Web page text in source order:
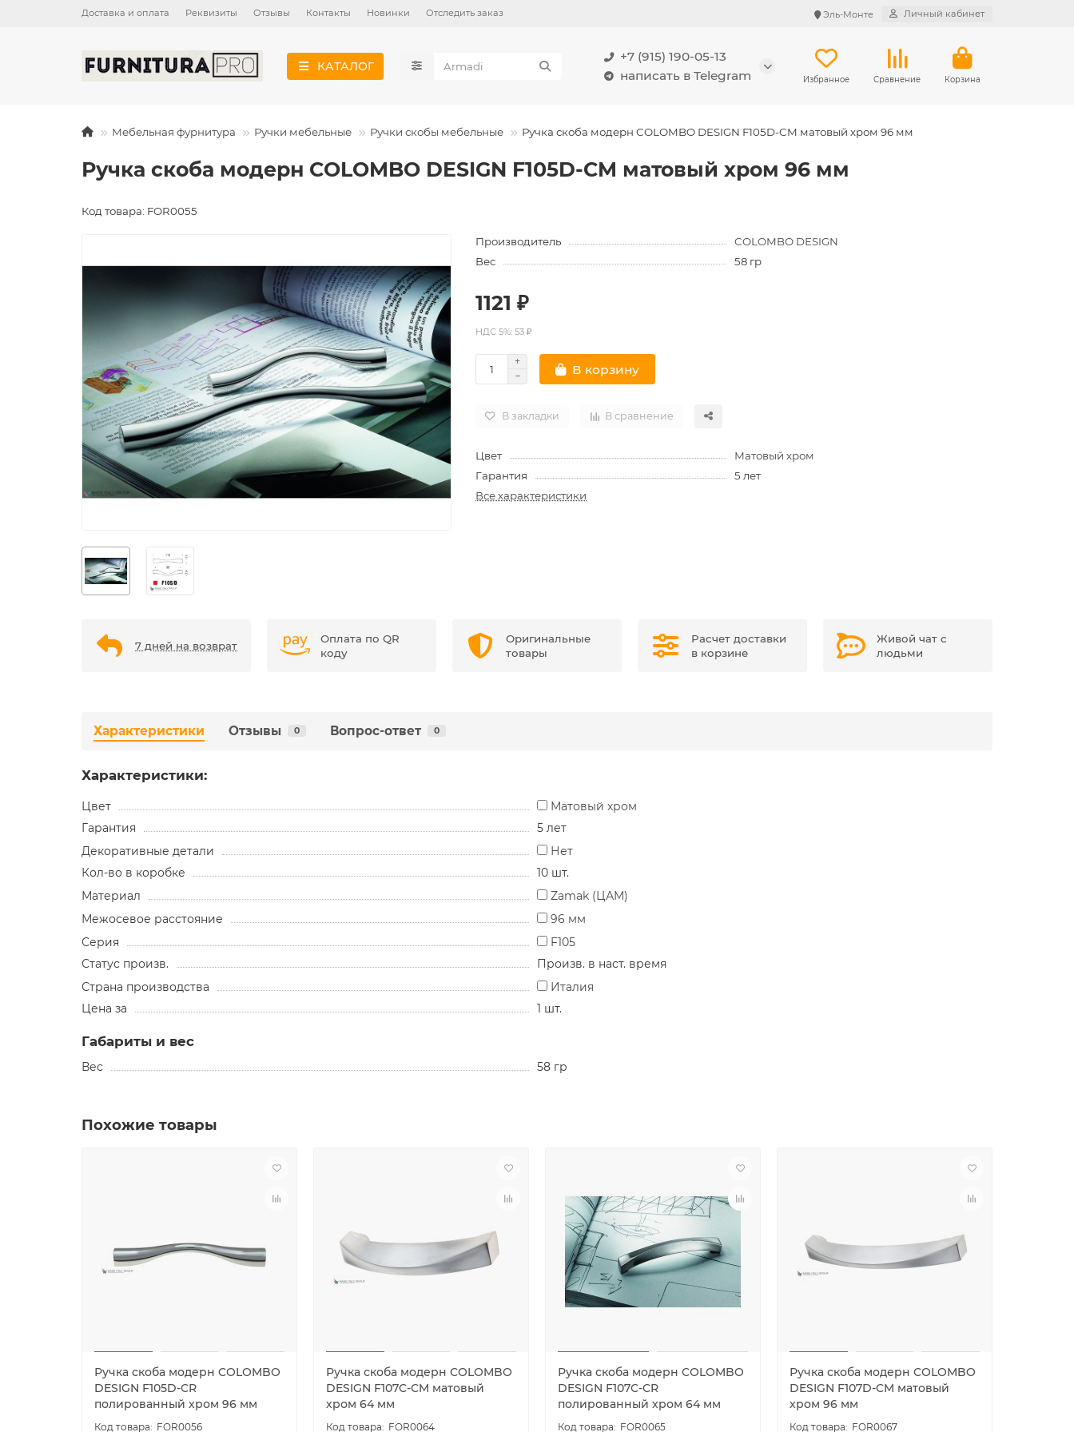
Доставка и оплата Реквизиты Отзывы Контакты Новинки Отследить заказ Эль-Монте Личный кабинет
КАТАЛОГ
+7 (915) 190-05-13
написать в Telegram
Избранное Сравнение Корзина
Мебельная фурнитура Ручки мебельные Ручки скобы мебельные Ручка скоба модерн COLOMBO DESIGN F105D-CM матовый хром 96 мм
Ручка скоба модерн COLOMBO DESIGN F105D-CM матовый хром 96 мм
Код товара: FOR0055
Производитель
COLOMBO DESIGN
Вес
58 гр
1121 ₽
НДС 5%: 53 ₽
В корзину
В закладки В сравнение
Цвет
Матовый хром
Гарантия
5 лет
Все характеристики
7 дней на возврат
Оплата по QR
коду
Оригинальные
товары
Расчет доставки
в корзине
Живой чат с
людьми
Характеристики Отзывы 0 Вопрос-ответ 0
Характеристики:
Цвет
Матовый хром
Гарантия
5 лет
Декоративные детали
Нет
Кол-во в коробке
10 шт.
Материал
Zamak (ЦАМ)
Межосевое расстояние
96 мм
Серия
F105
Статус произв.
Произв. в наст. время
Страна производства
Италия
Цена за
1 шт.
Габариты и вес
Вес 58 гр
Похожие товары
Ручка скоба модерн COLOMBO
DESIGN F105D-CR
полированный хром 96 мм
FOR0056
Ручка скоба модерн COLOMBO
DESIGN F107C-CM матовый
хром 64 мм
FOR0064
Ручка скоба модерн COLOMBO
DESIGN F107C-CR
полированный хром 64 мм
FOR0065
Ручка скоба модерн COLOMBO
DESIGN F107D-CM матовый
хром 96 мм
FOR0067